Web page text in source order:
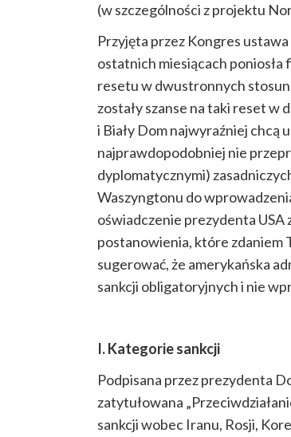
(w szczególności z projektu
Przyjęta przez Kongres
ostatnich miesiącach poniosła
resetu w dwustronnych
zostały szanse na taki reset w
i Biały Dom najwyraźniej chcą
najprawdopodobniej nie
dyplomatycznymi)
Waszyngtonu do
oświadczenie prezydenta
postanowienia, które zdaniem
sugerować, że amerykańska
sankcji obligatoryjnych i nie
I. Kategorie sankcji
Podpisana przez prezydenta
zatytułowana
sankcji wobec Iranu, Rosji,